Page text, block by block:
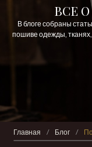
ВСЕ
В блоге собраны
пошиве одежды, тканях,
Главная / Блог /